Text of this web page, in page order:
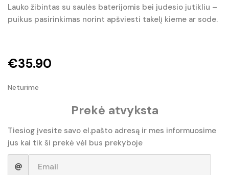
Lauko žibintas su saulės baterijomis bei judesio jutikliu –
puikus pasirinkimas norint apšviesti takelį kieme ar sode.
€35.90
Neturime
Prekė atvyksta
Tiesiog įvesite savo el.pašto adresą ir mes informuosime
jus kai tik ši prekė vėl bus prekyboje